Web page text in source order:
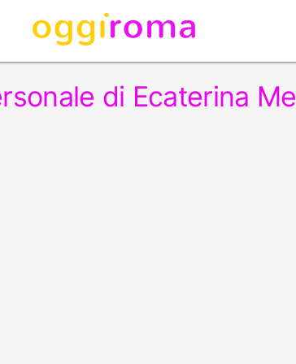
di Ecaterina